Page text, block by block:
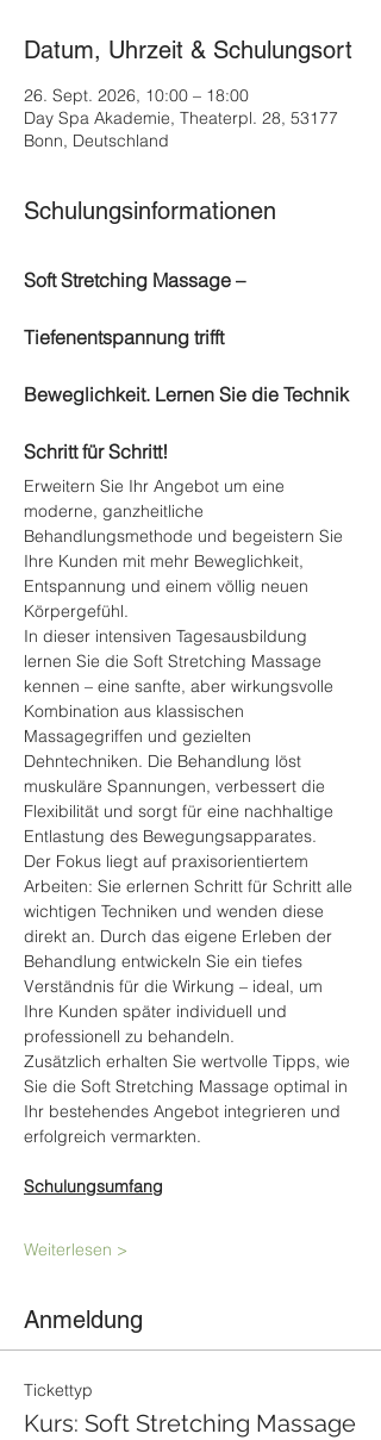
Datum, Uhrzeit & Schulungsort
26. Sept. 2026, 10:00 – 18:00
Day Spa Akademie, Theaterpl. 28, 53177
Bonn, Deutschland
Schulungsinformationen
Soft Stretching Massage –
Tiefenentspannung trifft
Beweglichkeit. Lernen Sie die Technik
Schritt für Schritt!
Erweitern Sie Ihr Angebot um eine
moderne, ganzheitliche
Behandlungsmethode und begeistern Sie
Ihre Kunden mit mehr Beweglichkeit,
Entspannung und einem völlig neuen
Körpergefühl.
In dieser intensiven Tagesausbildung
lernen Sie die Soft Stretching Massage
kennen – eine sanfte, aber wirkungsvolle
Kombination aus klassischen
Massagegriffen und gezielten
Dehntechniken. Die Behandlung löst
muskuläre Spannungen, verbessert die
Flexibilität und sorgt für eine nachhaltige
Entlastung des Bewegungsapparates.
Der Fokus liegt auf praxisorientiertem
Arbeiten: Sie erlernen Schritt für Schritt alle
wichtigen Techniken und wenden diese
direkt an. Durch das eigene Erleben der
Behandlung entwickeln Sie ein tiefes
Verständnis für die Wirkung – ideal, um
Ihre Kunden später individuell und
professionell zu behandeln.
Zusätzlich erhalten Sie wertvolle Tipps, wie
Sie die Soft Stretching Massage optimal in
Ihr bestehendes Angebot integrieren und
erfolgreich vermarkten.
Schulungsumfang
Weiterlesen >
Anmeldung
Tickettyp
Kurs: Soft Stretching Massage